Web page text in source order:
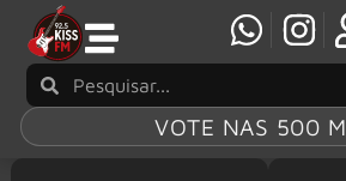
VOTE NAS 500